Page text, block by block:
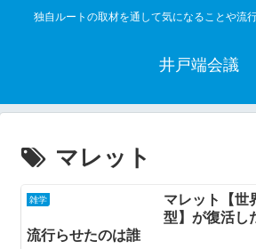
独自ルートの取材を通して気になることや流
井戸端会議
マレット
雑学
マレット【世
型】が復活し
流行らせたのは誰